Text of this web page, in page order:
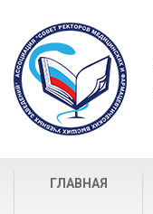
ГЛАВНАЯ